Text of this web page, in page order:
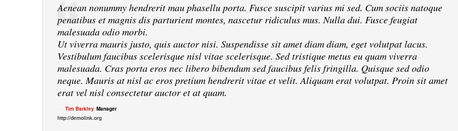
Aenean nonummy hendrerit mau phasellu porta. Fusce suscipit varius mi sed. Cum sociis natoque
penatibus et magnis dis parturient montes, nascetur ridiculus mus. Nulla dui. Fusce feugiat
malesuada odio morbi.
Ut viverra mauris justo, quis auctor nisi. Suspendisse sit amet diam diam, eget volutpat lacus.
Vestibulum faucibus scelerisque nisl vitae scelerisque. Sed tristique metus eu quam viverra
malesuada. Cras porta eros nec libero bibendum sed faucibus felis fringilla. Quisque sed odio
neque. Mauris at nisl ac eros pretium hendrerit vitae et velit. Aliquam erat volutpat. Proin sit amet
erat vel nisl consectetur auctor et at quam.
Tim Barkley, Manager
http://demolink.org